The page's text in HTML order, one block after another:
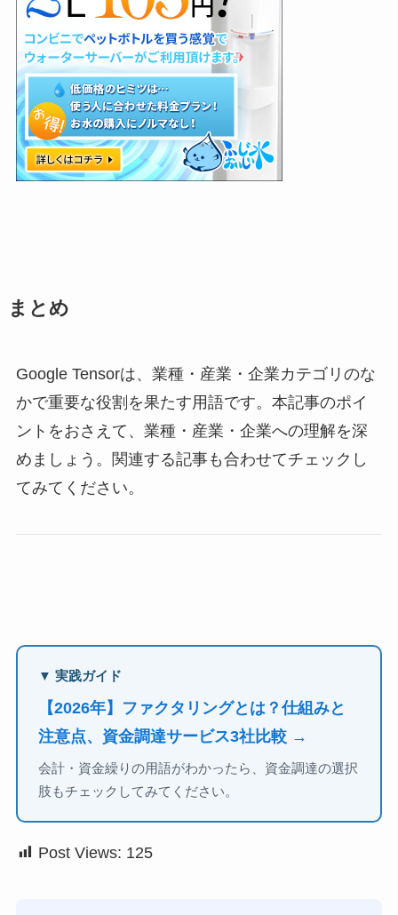
まとめ
Google Tensorは、業種・産業・企業カテゴリのな
かで重要な役割を果たす用語です。本記事のポイ
ントをおさえて、業種・産業・企業への理解を深
めましょう。関連する記事も合わせてチェックし
てみてください。
▼ 実践ガイド
【2026年】ファクタリングとは？仕組みと
注意点、資金調達サービス3社比較 →
会計・資金繰りの用語がわかったら、資金調達の選択
肢もチェックしてみてください。
Post Views: 125